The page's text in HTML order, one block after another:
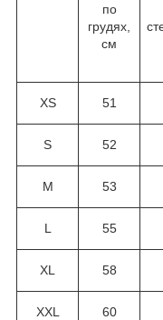
по
грудях,
см
XS 51
S 52
M 53
L 55
XL 58
XXL 60